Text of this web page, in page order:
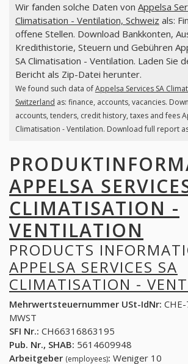
Wir fanden solche Daten von Appelsa
Climatisation - Ventilation, Schweiz als:
offene Stellen. Download Bankkonten,
Kredithistorie, Steuern und Gebühren
SA Climatisation - Ventilation. Laden Sie
Bericht als Zip-Datei herunter.
We found such data ofAppelsa Services SA
Switzerland as: finance, accounts, vacancies.
accounts, tenders, credit history, taxes and fees
Climatisation - Ventilation. Download full report
APPELSA
CLIMATISATION -
VENTILATION
PRODUCTS
APPELSA SERVICES SA
CLIMATISATION -
Mehrwertsteuernummer USt-IdNr:
MWST
SFI Nr.: CH66316863195
Pub. Nr., SHAB: 5614609948
Arbeitgeber (employees): Weniger 10